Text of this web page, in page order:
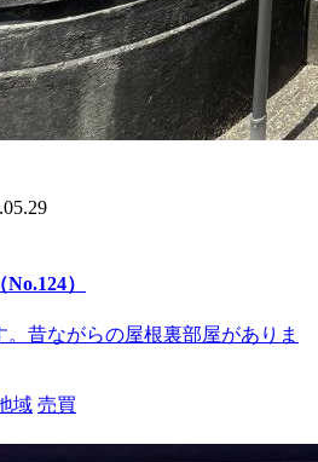
）
昔ながらの屋根裏部屋がありま
域 売買